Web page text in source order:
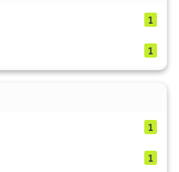
1
1
1
1